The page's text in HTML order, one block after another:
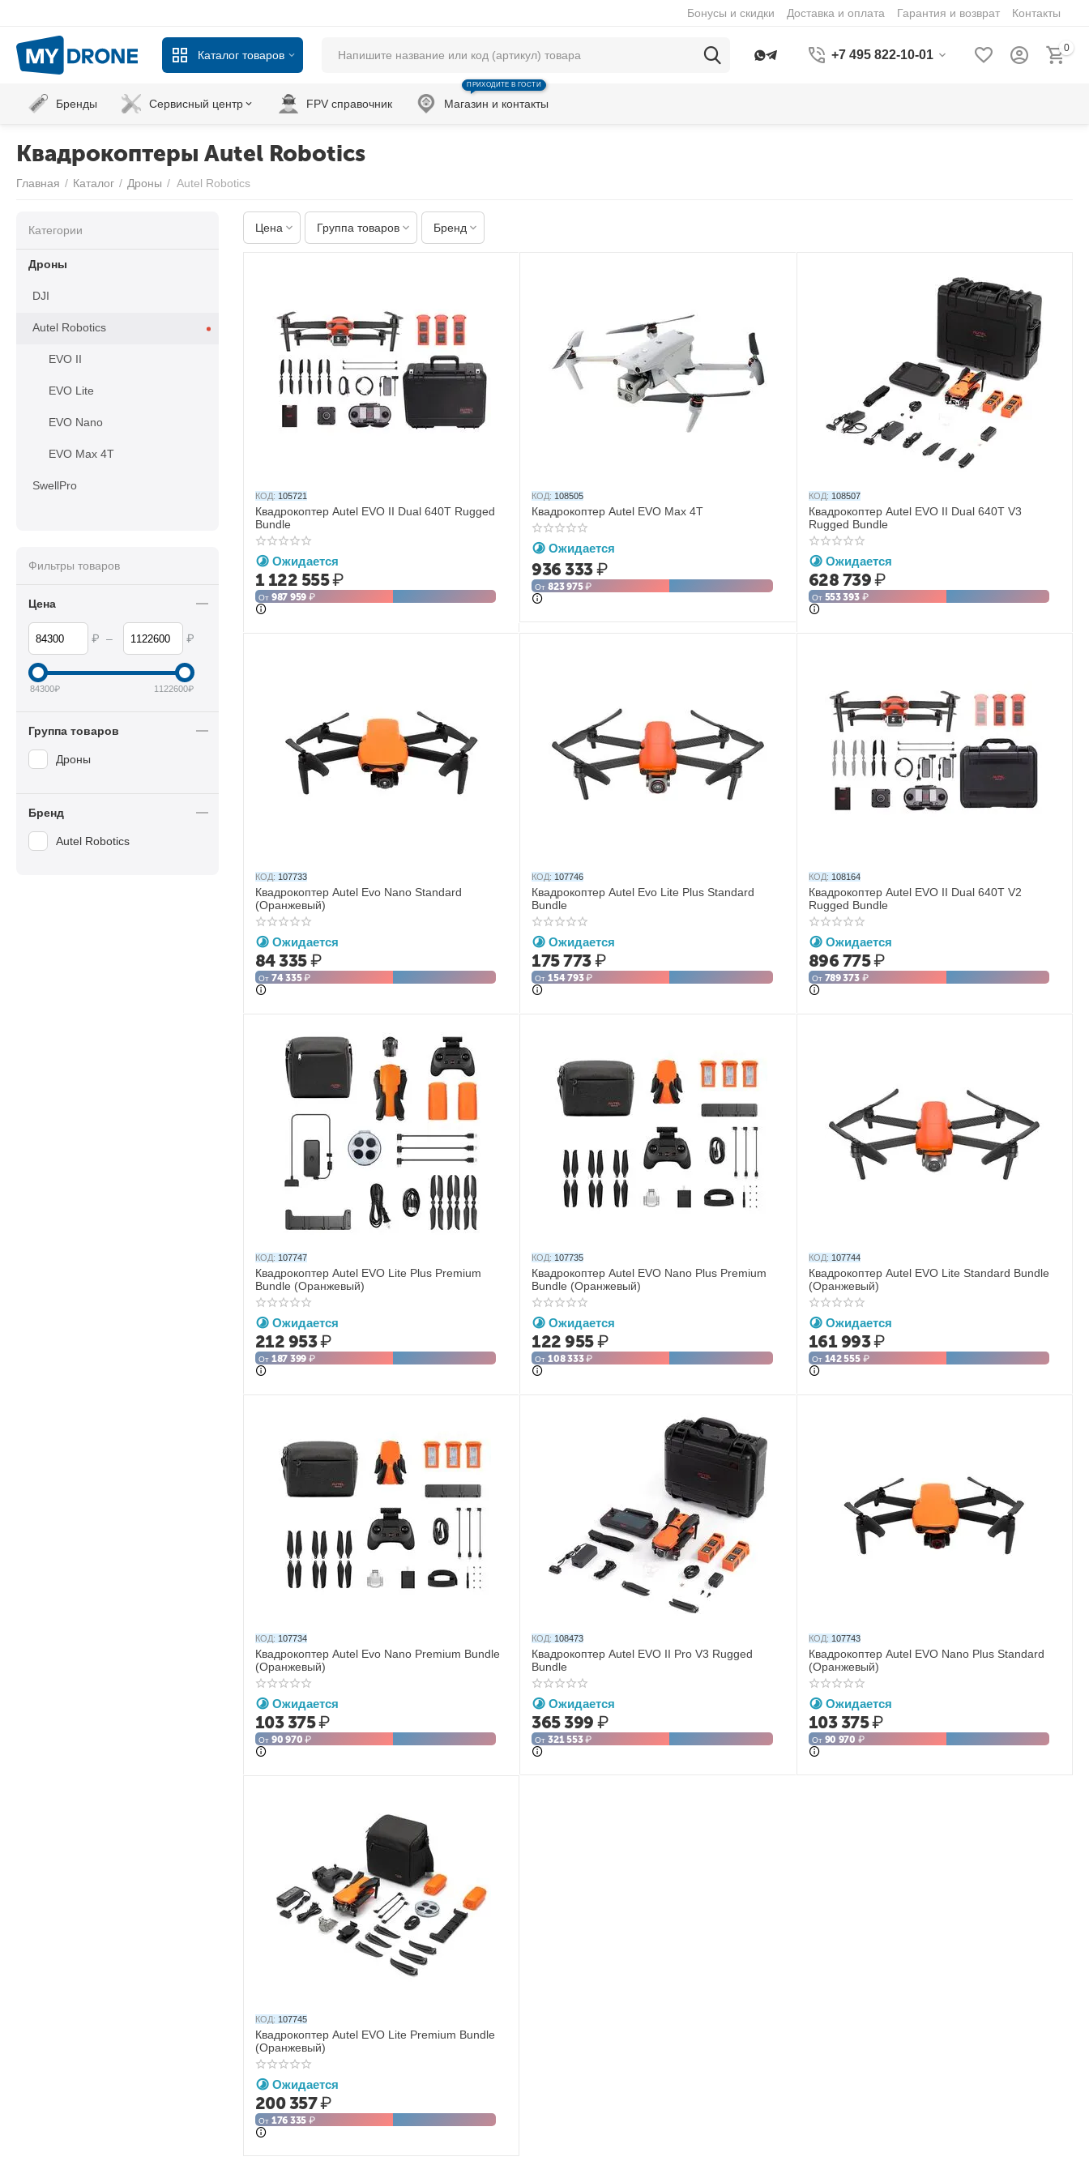
Бонусы и скидки Доставка и оплата Гарантия и возврат Контакты
Каталог товаров +7 495 822-10-01 0
Бренды Сервисный центр FPV справочник Магазин и контакты
ПРИХОДИТЕ В ГОСТИ
Квадрокоптеры Autel Robotics
Главная / Каталог / Дроны / Autel Robotics
Цена Группа товаров Бренд
КОД: 105721
Квадрокоптер Autel EVO II Dual 640T Rugged
Bundle
Ожидается
1 122 555₽
От 987 959 ₽
КОД: 108505
Квадрокоптер Autel EVO Max 4T
Ожидается
936 333₽
От823 975 ₽
КОД: 108507
Квадрокоптер Autel EVO II Dual 640T V3
Rugged Bundle
Ожидается
628 739₽
От 553 393 ₽
КОД: 107733
Квадрокоптер Autel Evo Nano Standard
(Оранжевый)
Ожидается
84 335₽
От 74 335 ₽
КОД: 107746
Квадрокоптер Autel Evo Lite Plus Standard
Bundle
Ожидается
175 773₽
От154 793 ₽
КОД: 108164
Квадрокоптер Autel EVO II Dual 640T V2
Rugged Bundle
Ожидается
896 775₽
От 789 373 ₽
КОД: 107747
Квадрокоптер Autel EVO Lite Plus Premium
Bundle (Оранжевый)
Ожидается
212 953₽
От 187 399 ₽
КОД: 107735
Квадрокоптер Autel EVO Nano Plus Premium
Bundle (Оранжевый)
Ожидается
122 955₽
От108 333 ₽
КОД: 107744
Квадрокоптер Autel EVO Lite Standard Bundle
(Оранжевый)
Ожидается
161 993₽
От 142 555 ₽
КОД: 107734
Квадрокоптер Autel Evo Nano Premium Bundle
(Оранжевый)
Ожидается
103 375₽
От 90 970 ₽
КОД: 108473
Квадрокоптер Autel EVO II Pro V3 Rugged
Bundle
Ожидается
365 399 ₽
От321 553 ₽
КОД: 107743
Квадрокоптер Autel EVO Nano Plus Standard
(Оранжевый)
Ожидается
103 375₽
От 90 970 ₽
КОД: 107745
Квадрокоптер Autel EVO Lite Premium Bundle
(Оранжевый)
Ожидается
200 357₽
От 176 335 ₽
Категории
Дроны
DJI
Autel Robotics
EVO II
EVO Lite
EVO Nano
EVO Max 4T
SwellPro
Фильтры товаров
Цена
₽ – ₽
84300₽ 1122600₽
Группа товаров
Дроны
Бренд
Autel Robotics